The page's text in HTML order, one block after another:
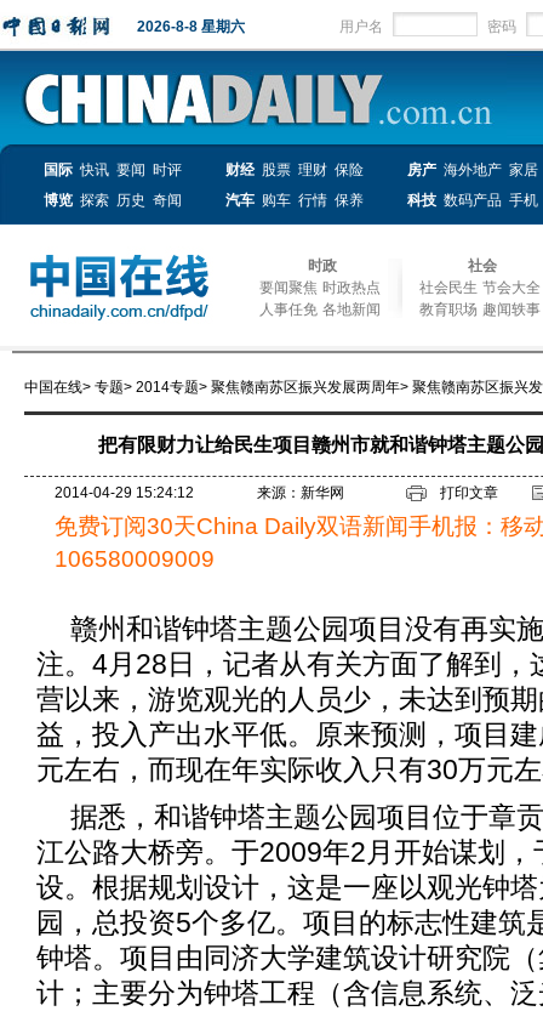
2026-8-8 星期六 用户名 密码
国际 快讯 要闻 时评 财经 股票 理财 保险 房产 海外地产 家居
博览 探索 历史 奇闻 汽车 购车 行情 保养 科技 数码产品 手机
时政
要闻聚焦 时政热点
人事任免 各地新闻
社会
社会民生 节会大全
教育职场 趣闻轶事
中国在线> 专题> 2014专题> 聚焦赣南苏区振兴发展两周年> 聚焦赣南苏区振兴
把有限财力让给民生项目赣州市就和谐钟塔主题公
2014-04-29 15:24:12 来源：新华网 打印文章
免费订阅30天China Daily双语新闻手机报：移
106580009009
赣州和谐钟塔主题公园项目没有再实
注。4月28日，记者从有关方面了解到，
营以来，游览观光的人员少，未达到预
益，投入产出水平低。原来预测，项目
元左右，而现在年实际收入只有30万元
据悉，和谐钟塔主题公园项目位于章
江公路大桥旁。于2009年2月开始谋划
设。根据规划设计，这是一座以观光钟
园，总投资5个多亿。项目的标志性建筑
钟塔。项目由同济大学建筑设计研究院
计；主要分为钟塔工程（含信息系统、